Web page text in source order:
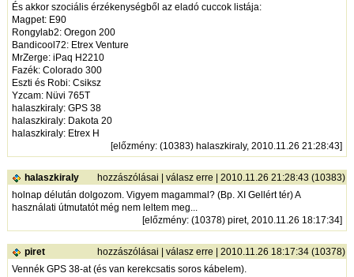
És akkor szociális érzékenységből az eladó cuccok listája:
Magpet: E90
Rongylab2: Oregon 200
Bandicool72: Etrex Venture
MrZerge: iPaq H2210
Fazék: Colorado 300
Eszti és Robi: Csiksz
Yzcam: Nüvi 765T
halaszkiraly: GPS 38
halaszkiraly: Dakota 20
halaszkiraly: Etrex H
[előzmény: (10383) halaszkiraly, 2010.11.26 21:28:43]
halaszkiraly hozzászólásai válasz erre | 2010.11.26 21:28:43 (10383)
holnap délután dolgozom. Vigyem magammal? (Bp. XI Gellért tér) A
használati útmutatót még nem leltem meg...
[előzmény: (10378) piret, 2010.11.26 18:17:34]
piret hozzászólásai válasz erre | 2010.11.26 18:17:34 (10378)
Vennék GPS 38-at (és van kerekcsatis soros kábelem).